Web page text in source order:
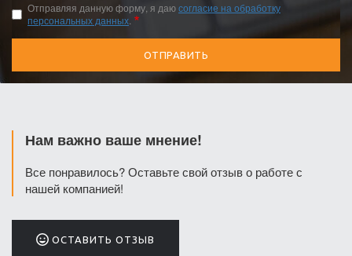
Отправляя данную форму, я даюсогласие на обработку
персональных данных.
Нам важно ваше мнение!
Все понравилось? Оставьте свой отзыв о работе с
нашей компанией!
ОСТАВИТЬ ОТЗЫВ